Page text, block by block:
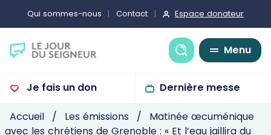
Qui sommes-nous Contact Espace donateur
Recherche
Menu
Je fais un don Dernière messe
Accueil Les émissions
Matinée œcuménique
avec les chrétiens de Grenoble : « Et l’eau jaillira du